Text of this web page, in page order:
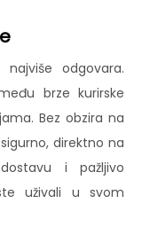
odgovara.
brze kurirske
Bez obzira na
direktno na
i pažljivo
uživali u svom